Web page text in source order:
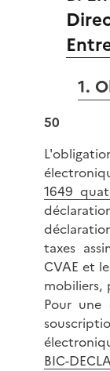
1.
50
1649
taxes
CVAE et
mobiliers,
Pour
BIC-